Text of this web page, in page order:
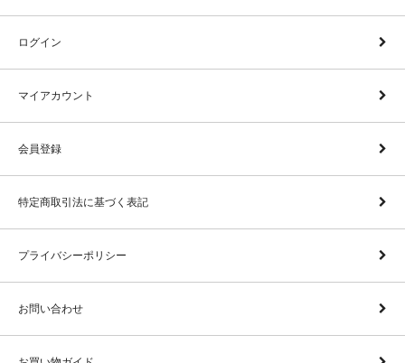
ログイン
マイアカウント
会員登録
特定商取引法に基づく表記
プライバシーポリシー
お問い合わせ